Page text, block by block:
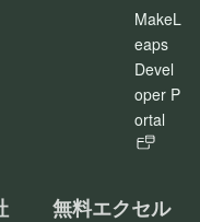
MakeL
eaps
Devel
oper P
ortal
無料エクセル